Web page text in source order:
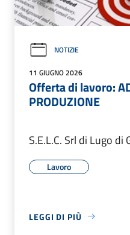
NOTIZIE
11 GIUGNO 2026
Offerta di lavoro:
PRODUZIONE
S.E.L.C. Srl di Lugo di
Lavoro
LEGGI DI PIÙ